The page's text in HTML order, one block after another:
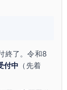
終了。令和8
付中 （先着